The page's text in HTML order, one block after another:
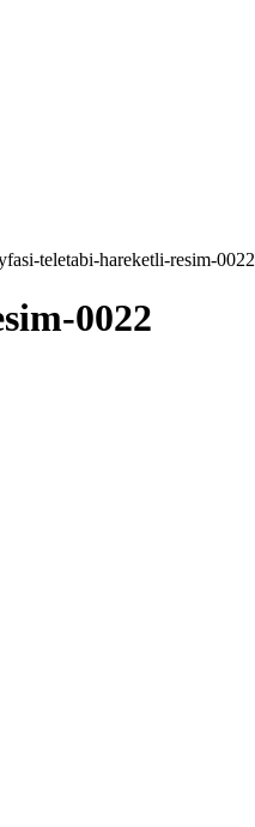
teletabi-hareketli-resim-0022
0022